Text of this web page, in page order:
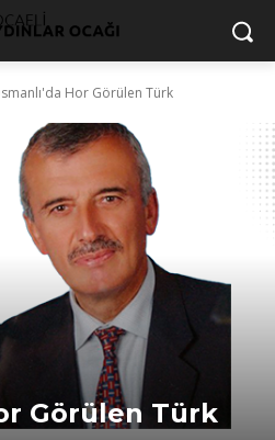
Hor Görülen Türk
Görülen Türk